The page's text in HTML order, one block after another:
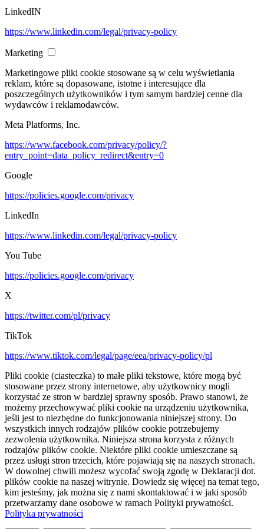
LinkedIN
https://www.linkedin.com/legal/privacy-policy
Marketing
Marketingowe pliki cookie stosowane są w celu wyświetlania
reklam, które są dopasowane, istotne i interesujące dla
poszczególnych użytkowników i tym samym bardziej cenne dla
wydawców i reklamodawców.
Meta Platforms, Inc.
https://www.facebook.com/privacy/policy/?
entry_point=data_policy_redirect&entry=0
Google
https://policies.google.com/privacy
LinkedIn
https://www.linkedin.com/legal/privacy-policy
You Tube
https://policies.google.com/privacy
X
https://twitter.com/pl/privacy
TikTok
https://www.tiktok.com/legal/page/eea/privacy-policy/pl
Pliki cookie (ciasteczka) to małe pliki tekstowe, które mogą być
stosowane przez strony internetowe, aby użytkownicy mogli
korzystać ze stron w bardziej sprawny sposób. Prawo stanowi, że
możemy przechowywać pliki cookie na urządzeniu użytkownika,
jeśli jest to niezbędne do funkcjonowania niniejszej strony. Do
wszystkich innych rodzajów plików cookie potrzebujemy
zezwolenia użytkownika. Niniejsza strona korzysta z różnych
rodzajów plików cookie. Niektóre pliki cookie umieszczane są
przez usługi stron trzecich, które pojawiają się na naszych stronach.
W dowolnej chwili możesz wycofać swoją zgodę w Deklaracji dot.
plików cookie na naszej witrynie. Dowiedz się więcej na temat tego,
kim jesteśmy, jak można się z nami skontaktować i w jaki sposób
przetwarzamy dane osobowe w ramach Polityki prywatności.
Polityka prywatności